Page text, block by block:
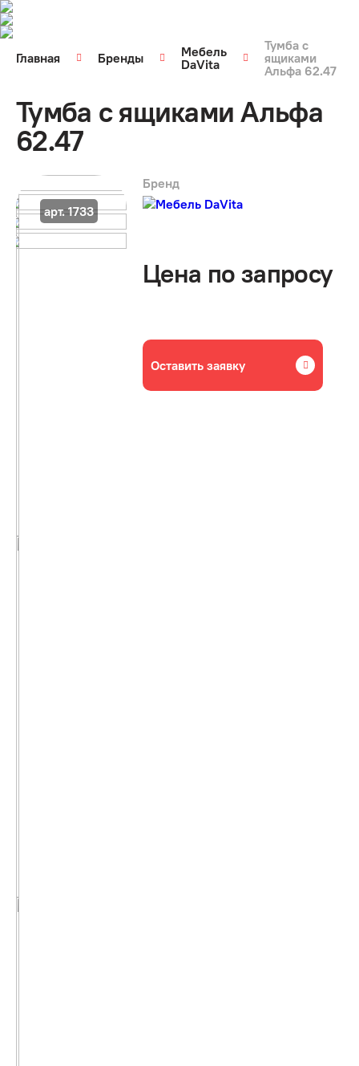
Главная Бренды
Мебель
DaVita
Тумба с
ящиками
Альфа 62.47
Тумба с ящиками Альфа
62.47
арт. 1733
Бренд
Цена по запросу
Оставить заявку